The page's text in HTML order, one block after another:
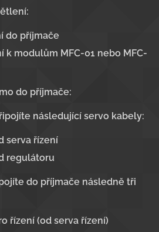
do příjmače
k modulům MFC-01 nebo MFC-
do příjmače:
následující servo kabely:
serva řízení
regulátoru
do příjmače následně tři
řízení (od serva řízení)